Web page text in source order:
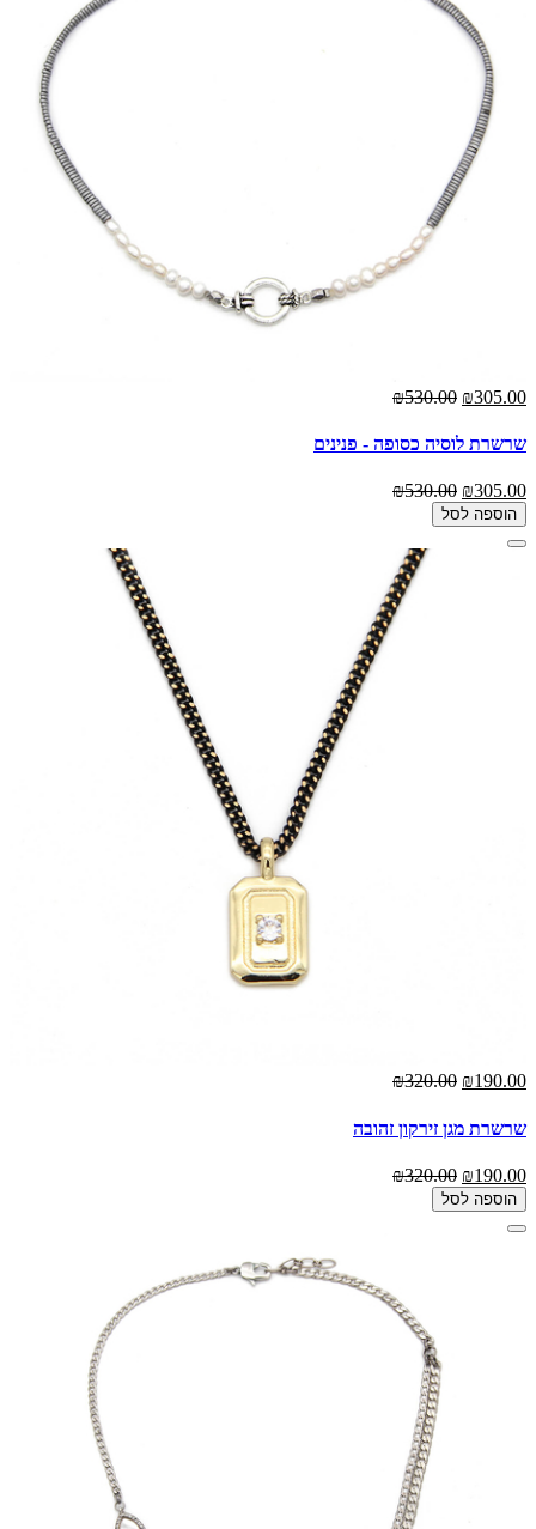
₪305.00
₪530.00
שרשרת לוסיה כסופה - פנינים
₪305.00
₪530.00
הוספה לסל
₪190.00
₪320.00
שרשרת מגן זירקון זהובה
₪190.00
₪320.00
הוספה לסל